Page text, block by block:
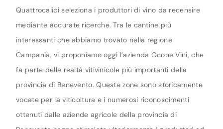
Quattrocalici seleziona i produttori di vino da recensire
mediante accurate ricerche. Tra le cantine più
interessanti che abbiamo trovato nella regione
Campania, vi proponiamo oggi l’azienda Ocone Vini, che
fa parte delle realtà vitivinicole più importanti della
provincia di Benevento. Queste zone sono storicamente
vocate per la viticoltura e i numerosi riconoscimenti
ottenuti dalle aziende agricole della provincia di